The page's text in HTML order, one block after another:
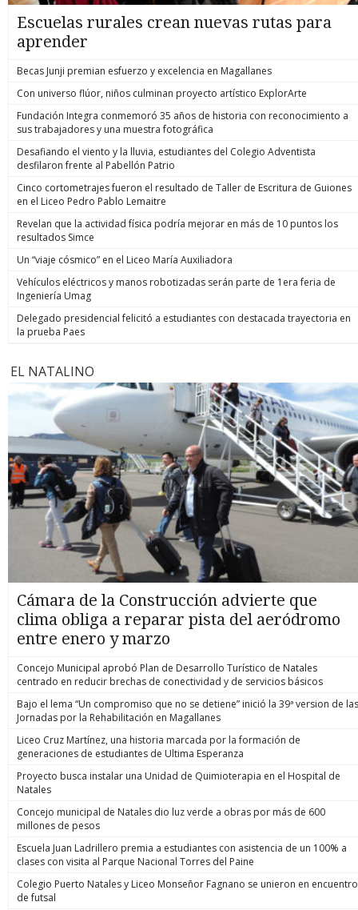
Escuelas rurales crean nuevas rutas para
aprender
Becas Junji premian esfuerzo y excelencia en Magallanes
Con universo flúor, niños culminan proyecto artístico ExplorArte
Fundación Integra conmemoró 35 años de historia con reconocimiento a
sus trabajadores y una muestra fotográfica
Desafiando el viento y la lluvia, estudiantes del Colegio Adventista
desfilaron frente al Pabellón Patrio
Cinco cortometrajes fueron el resultado de Taller de Escritura de Guiones
en el Liceo Pedro Pablo Lemaitre
Revelan que la actividad física podría mejorar en más de 10 puntos los
resultados Simce
Un “viaje cósmico” en el Liceo María Auxiliadora
Vehículos eléctricos y manos robotizadas serán parte de 1era feria de
Ingeniería Umag
Delegado presidencial felicitó a estudiantes con destacada trayectoria en
la prueba Paes
EL NATALINO
Cámara de la Construcción advierte que
clima obliga a reparar pista del aeródromo
entre enero y marzo
Concejo Municipal aprobó Plan de Desarrollo Turístico de Natales
centrado en reducir brechas de conectividad y de servicios básicos
Bajo el lema “Un compromiso que no se detiene” inició la 39ª version de las
Jornadas por la Rehabilitación en Magallanes
Liceo Cruz Martínez, una historia marcada por la formación de
generaciones de estudiantes de Ultima Esperanza
Proyecto busca instalar una Unidad de Quimioterapia en el Hospital de
Natales
Concejo municipal de Natales dio luz verde a obras por más de 600
millones de pesos
Escuela Juan Ladrillero premia a estudiantes con asistencia de un 100% a
clases con visita al Parque Nacional Torres del Paine
Colegio Puerto Natales y Liceo Monseñor Fagnano se unieron en encuentro
de futsal